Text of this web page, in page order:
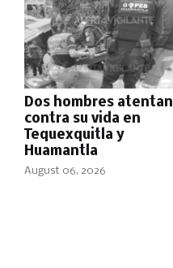
Dos hombres atentan
contra su vida en
Tequexquitla y
Huamantla
August 06, 2026